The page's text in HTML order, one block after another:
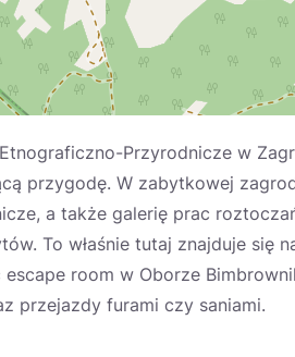
Przyrodnicze w
przygodę. W zabytkowej
a także galerię prac
To właśnie tutaj znajduje się
escape room w Oborze
przejazdy furami czy saniami.